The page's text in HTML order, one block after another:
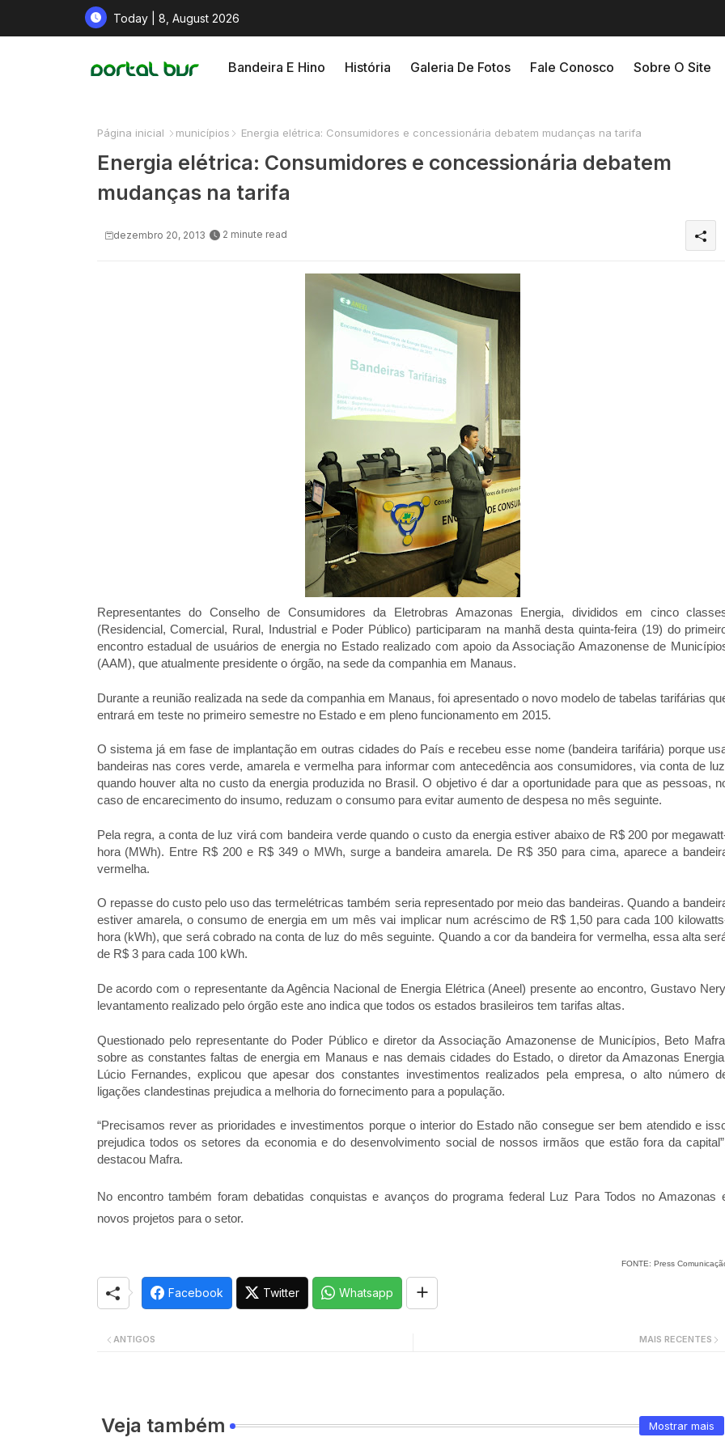
Today | 8, August 2026
Bandeira E Hino História Galeria De Fotos Fale Conosco Sobre O Site
Página inicial municípios Energia elétrica: Consumidores e concessionária debatem mudanças na tarifa
Energia elétrica: Consumidores e concessionária debatem
mudanças na tarifa
dezembro 20, 2013 2 minute read
Representantes do Conselho de Consumidores da Eletrobras Amazonas Energia, divididos em cinco
(Residencial, Comercial, Rural, Industrial e Poder Público) participaram na manhã desta quinta-feira (19) do
encontro estadual de usuários de energia no Estado realizado com apoio da Associação Amazonense de
(AAM), que atualmente presidente o órgão, na sede da companhia em Manaus.
Durante a reunião realizada na sede da companhia em Manaus, foi apresentado o novo modelo de tabelas tarifárias
entrará em teste no primeiro semestre no Estado e em pleno funcionamento em 2015.
O sistema já em fase de implantação em outras cidades do País e recebeu esse nome (bandeira tarifária) porque
bandeiras nas cores verde, amarela e vermelha para informar com antecedência aos consumidores, via conta de
quando houver alta no custo da energia produzida no Brasil. O objetivo é dar a oportunidade para que as pessoas,
caso de encarecimento do insumo, reduzam o consumo para evitar aumento de despesa no mês seguinte.
Pela regra, a conta de luz virá com bandeira verde quando o custo da energia estiver abaixo de R$ 200 por
hora (MWh). Entre R$ 200 e R$ 349 o MWh, surge a bandeira amarela. De R$ 350 para cima, aparece a
vermelha.
O repasse do custo pelo uso das termelétricas também seria representado por meio das bandeiras. Quando a
estiver amarela, o consumo de energia em um mês vai implicar num acréscimo de R$ 1,50 para cada 100
hora (kWh), que será cobrado na conta de luz do mês seguinte. Quando a cor da bandeira for vermelha, essa alta
de R$ 3 para cada 100 kWh.
De acordo com o representante da Agência Nacional de Energia Elétrica (Aneel) presente ao encontro, Gustavo
levantamento realizado pelo órgão este ano indica que todos os estados brasileiros tem tarifas altas.
Questionado pelo representante do Poder Público e diretor da Associação Amazonense de Municípios, Beto
sobre as constantes faltas de energia em Manaus e nas demais cidades do Estado, o diretor da Amazonas
Lúcio Fernandes, explicou que apesar dos constantes investimentos realizados pela empresa, o alto número
ligações clandestinas prejudica a melhoria do fornecimento para a população.
“Precisamos rever as prioridades e investimentos porque o interior do Estado não consegue ser bem atendido e
prejudica todos os setores da economia e do desenvolvimento social de nossos irmãos que estão fora da
destacou Mafra.
No encontro também foram debatidas conquistas e avanços do programa federal Luz Para Todos no Amazonas
novos projetos para o setor.
FONTE: Press
Facebook Twitter Whatsapp
MAIS RECENTES
ANTIGOS
Veja também Mostrar mais